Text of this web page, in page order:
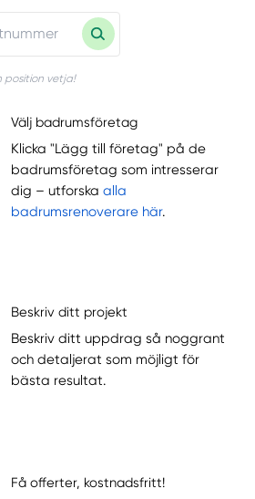
position vetja!
Välj badrumsföretag
Klicka "Lägg till företag" på de
badrumsföretag som intresserar
dig – utforskaalla
badrumsrenoverare här.
Beskriv ditt projekt
Beskriv ditt uppdrag så noggrant
och detaljerat som möjligt för
bästa resultat.
Få offerter, kostnadsfritt!